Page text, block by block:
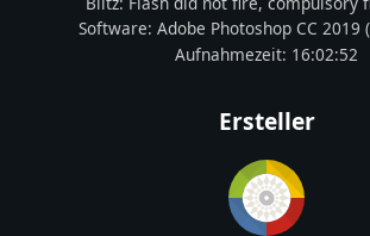
Software: Adobe Photoshop CC 2019
Aufnahmezeit: 16:02:52
Ersteller